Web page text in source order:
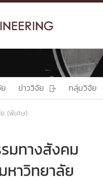
ข่าววิจัย  กลุ่มวิจัย
(พิเศษ)
มทางสังคม
าวิทยาลัย